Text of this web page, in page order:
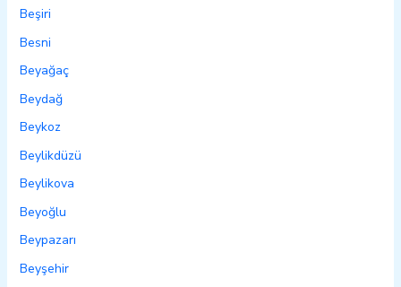
Beşiri
Besni
Beyağaç
Beydağ
Beykoz
Beylikdüzü
Beylikova
Beyoğlu
Beypazarı
Beyşehir